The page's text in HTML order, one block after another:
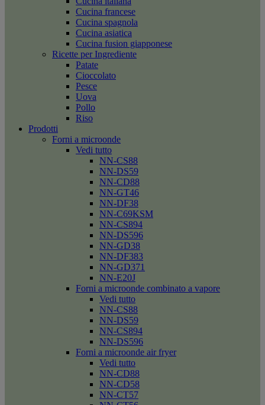
Cucina francese
Cucina spagnola
Cucina asiatica
Cucina fusion giapponese
Ricette per Ingrediente
Patate
Cioccolato
Pesce
Uova
Pollo
Riso
Prodotti
Forni a microonde
Vedi tutto
NN-CS88
NN-DS59
NN-CD88
NN-GT46
NN-DF38
NN-C69KSM
NN-CS894
NN-DS596
NN-GD38
NN-DF383
NN-GD371
NN-E20J
Forni a microonde combinato a vapore
Vedi tutto
NN-CS88
NN-DS59
NN-CS894
NN-DS596
Forni a microonde air fryer
Vedi tutto
NN-CD88
NN-CD58
NN-CT57